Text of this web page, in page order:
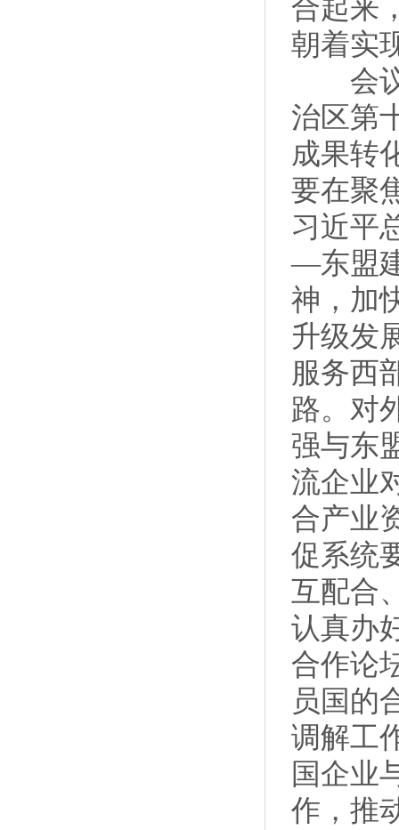
合起来
朝着实
会议
治区第
成果转
要在聚
习近平
—东盟
神，加
升级发
服务西
路。对
强与东
流企业
合产业
促系统
互配合
认真办
合作论
员国的
调解工
国企业
作，推